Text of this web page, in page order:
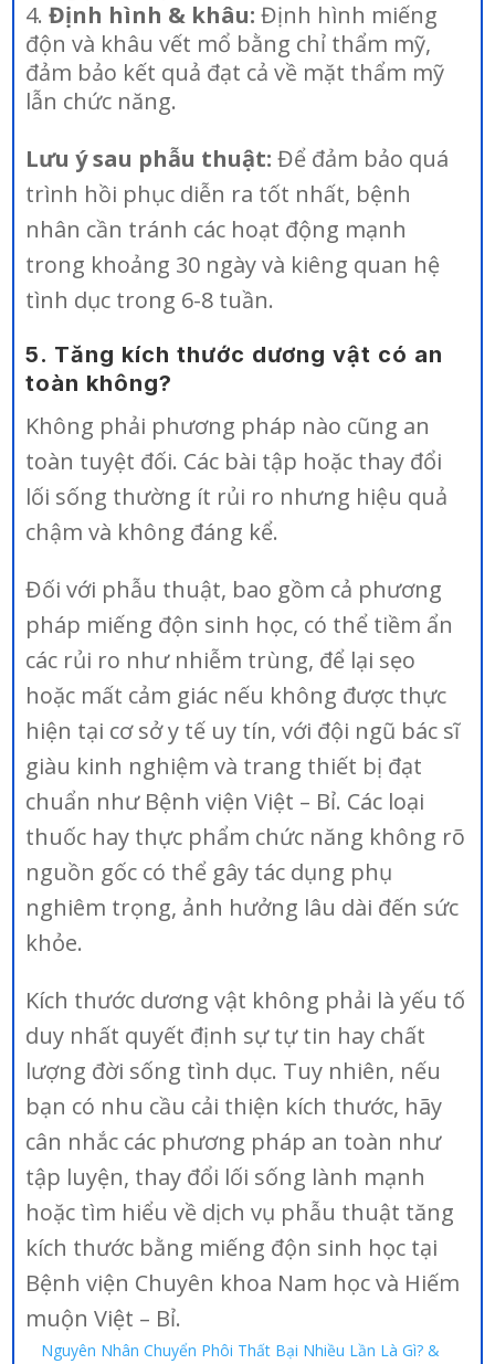
Định hình & khâu: Định hình miếng
độn và khâu vết mổ bằng chỉ thẩm mỹ,
đảm bảo kết quả đạt cả về mặt thẩm mỹ
lẫn chức năng.
Lưu ý sau phẫu thuật: Để đảm bảo quá
trình hồi phục diễn ra tốt nhất, bệnh
nhân cần tránh các hoạt động mạnh
trong khoảng 30 ngày và kiêng quan hệ
tình dục trong 6-8 tuần.
5. Tăng kích thước dương vật có an
toàn không?
Không phải phương pháp nào cũng an
toàn tuyệt đối. Các bài tập hoặc thay đổi
lối sống thường ít rủi ro nhưng hiệu quả
chậm và không đáng kể.
Đối với phẫu thuật, bao gồm cả phương
pháp miếng độn sinh học, có thể tiềm ẩn
các rủi ro như nhiễm trùng, để lại sẹo
hoặc mất cảm giác nếu không được thực
hiện tại cơ sở y tế uy tín, với đội ngũ bác sĩ
giàu kinh nghiệm và trang thiết bị đạt
chuẩn như Bệnh viện Việt – Bỉ. Các loại
thuốc hay thực phẩm chức năng không rõ
nguồn gốc có thể gây tác dụng phụ
nghiêm trọng, ảnh hưởng lâu dài đến sức
khỏe.
Kích thước dương vật không phải là yếu tố
duy nhất quyết định sự tự tin hay chất
lượng đời sống tình dục. Tuy nhiên, nếu
bạn có nhu cầu cải thiện kích thước, hãy
cân nhắc các phương pháp an toàn như
tập luyện, thay đổi lối sống lành mạnh
hoặc tìm hiểu về dịch vụ phẫu thuật tăng
kích thước bằng miếng độn sinh học tại
Bệnh viện Chuyên khoa Nam học và Hiếm
muộn Việt – Bỉ.
Nguyên Nhân Chuyển Phôi Thất Bại Nhiều Lần Là Gì? &